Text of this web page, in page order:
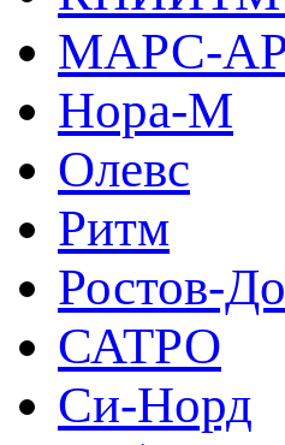
МАРС-
Нора-М
Олевс
Ритм
Ростов-
САТРО
Си-Норд